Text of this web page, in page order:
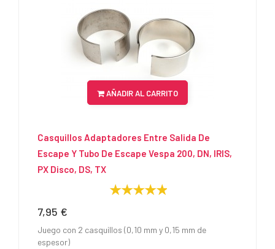
AÑADIR AL CARRITO
Casquillos Adaptadores Entre Salida De
Escape Y Tubo De Escape Vespa 200, DN, IRIS,
PX Disco, DS, TX
Precio
7,95 €
Juego con 2 casquillos (0,10 mm y 0,15 mm de
espesor)